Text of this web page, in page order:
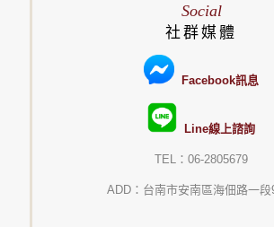
Social
社群媒體
Facebook訊息
Line線上諮詢
TEL：06-2805679
ADD：台南市安南區海佃路一段